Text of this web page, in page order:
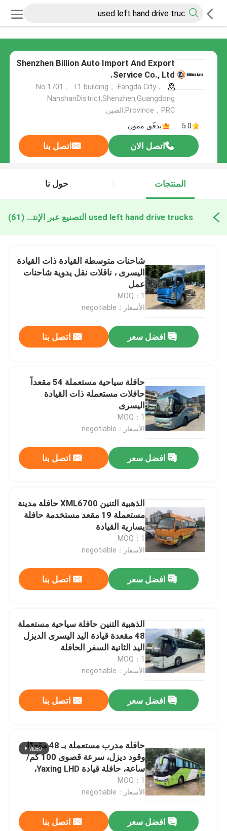
Shenzhen Billion Auto Import And Export
Service Co., Ltd.
No.1701， T1 building， Fangda City，
NanshanDistrict,Shenzhen,Guangdong
Province，PRC,الصين
5.0
يدقّق ممون
اتصل الان اتصل بنا
المنتجات حول نا
used left hand drive trucks التصنيع عبر الإنترنت (61)
شاحنات متوسطة القيادة ذات القيادة
اليسرى ، ناقلات نقل يدوية شاحنات
عمل
MOQ：1
الأسعار：negotiable
افضل سعر اتصل بنا
حافلة سياحية مستعملة 54 مقعداً
حافلات مستعملة ذات القيادة
اليسرى
MOQ：1
الأسعار：negotiable
افضل سعر اتصل بنا
الذهبية التنين XML6700 حافلة مدينة
مستعملة 19 مقعد مستخدمة حافلة
يسارية القيادة
MOQ：1
الأسعار：negotiable
افضل سعر اتصل بنا
الذهبية التنين حافلة سياحية مستعملة
48 مقعدة قيادة اليد اليسرى الديزل
اليد الثانية السفر الحافلة
MOQ：1
الأسعار：negotiable
افضل سعر اتصل بنا
حافلة مدرب مستعملة بـ 48 مقعدًا،
وقود ديزل، سرعة قصوى 100 كم/
ساعة، حافلة قيادة Yaxing LHD،
حافلة رخيصة
MOQ：1
الأسعار：negotiable
افضل سعر اتصل بنا